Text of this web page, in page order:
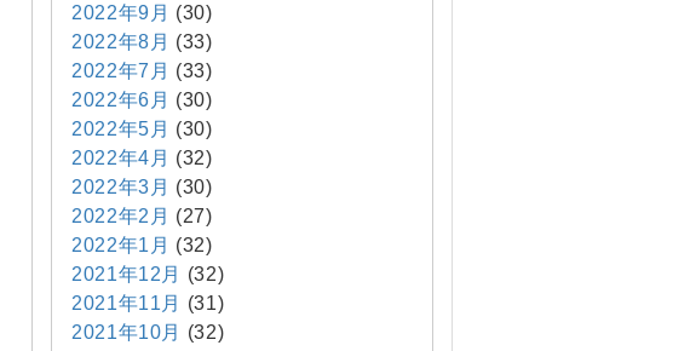
2022年9月 (30)
2022年8月 (33)
2022年7月 (33)
2022年6月 (30)
2022年5月 (30)
2022年4月 (32)
2022年3月 (30)
2022年2月 (27)
2022年1月 (32)
2021年12月
(32)
2021年11月
(31)
2021年10月
(32)